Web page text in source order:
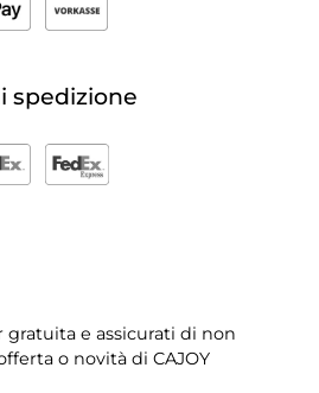
spedizione
e assicurati di non
o novità di CAJOY